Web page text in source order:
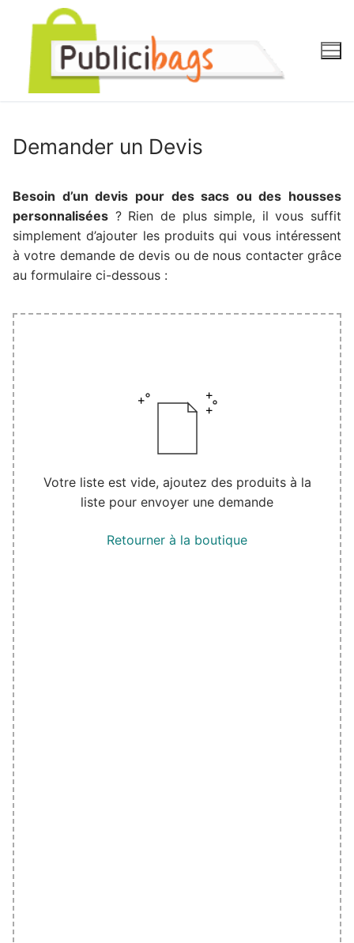
contenu
Demander un Devis
Besoin d’un devis pour des sacs ou des housses
personnalisées ? Rien de plus simple, il vous suffit
simplement d’ajouter les produits qui vous intéressent
à votre demande de devis ou de nous contacter grâce
au formulaire ci-dessous :
Votre liste est vide, ajoutez des produits à la
liste pour envoyer une demande
Retourner à la boutique